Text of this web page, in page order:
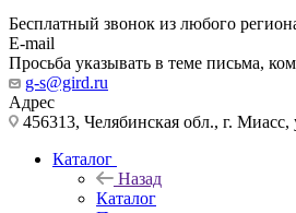
Бесплатный звонок из любого
E-mail
Просьба указывать в теме письма,
g-s@gird.ru
Адрес
456313, Челябинская обл., г. Миасс,
Каталог
Назад
Каталог